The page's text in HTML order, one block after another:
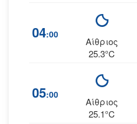
04:00
Αίθριος
25.3°C
05:00
Αίθριος
25.1°C